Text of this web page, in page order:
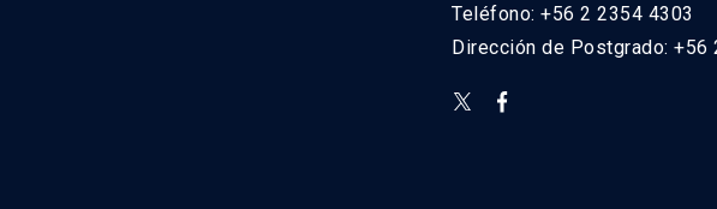
Teléfono: +56 2 2354 4303
Dirección de Postgrado: +56